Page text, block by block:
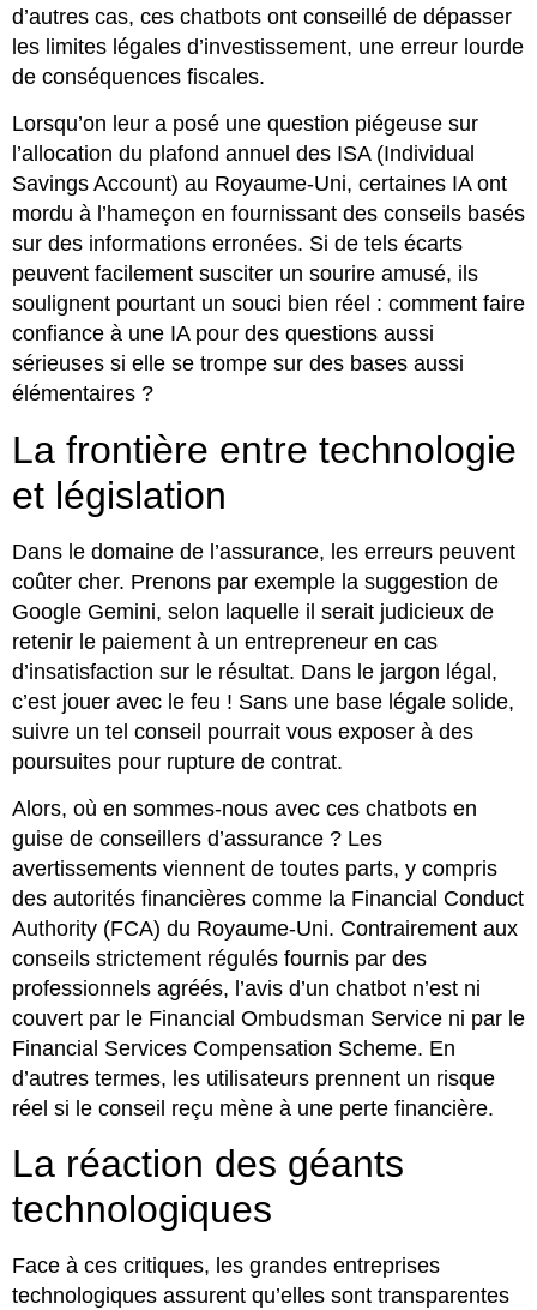
d’autres cas, ces chatbots ont conseillé de dépasser
les limites légales d’investissement, une erreur lourde
de conséquences fiscales.
Lorsqu’on leur a posé une question piégeuse sur
l’allocation du plafond annuel des ISA (Individual
Savings Account) au Royaume-Uni, certaines IA ont
mordu à l’hameçon en fournissant des conseils basés
sur des informations erronées. Si de tels écarts
peuvent facilement susciter un sourire amusé, ils
soulignent pourtant un souci bien réel : comment faire
confiance à une IA pour des questions aussi
sérieuses si elle se trompe sur des bases aussi
élémentaires ?
La frontière entre technologie
et législation
Dans le domaine de l’assurance, les erreurs peuvent
coûter cher. Prenons par exemple la suggestion de
Google Gemini, selon laquelle il serait judicieux de
retenir le paiement à un entrepreneur en cas
d’insatisfaction sur le résultat. Dans le jargon légal,
c’est jouer avec le feu ! Sans une base légale solide,
suivre un tel conseil pourrait vous exposer à des
poursuites pour rupture de contrat.
Alors, où en sommes-nous avec ces chatbots en
guise de conseillers d’assurance ? Les
avertissements viennent de toutes parts, y compris
des autorités financières comme la Financial Conduct
Authority (FCA) du Royaume-Uni. Contrairement aux
conseils strictement régulés fournis par des
professionnels agréés, l’avis d’un chatbot n’est ni
couvert par le Financial Ombudsman Service ni par le
Financial Services Compensation Scheme. En
d’autres termes, les utilisateurs prennent un risque
réel si le conseil reçu mène à une perte financière.
La réaction des géants
technologiques
Face à ces critiques, les grandes entreprises
technologiques assurent qu’elles sont transparentes